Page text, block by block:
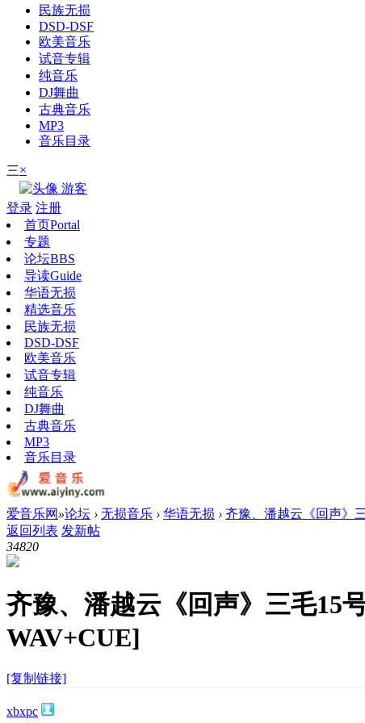
民族无损
DSD-DSF
欧美音乐
试音专辑
纯音乐
DJ舞曲
古典音乐
MP3
音乐目录
三×
游客
登录 注册
首页Portal
专题
论坛BBS
导读Guide
华语无损
精选音乐
民族无损
DSD-DSF
欧美音乐
试音专辑
纯音乐
DJ舞曲
古典音乐
MP3
音乐目录
爱音乐网 »论坛 › 无损音乐 › 华语无损 › 齐豫、潘越云《回声》
返回列表 发新帖
34820
齐豫、潘越云《回声》三毛15
WAV+CUE]
[复制链接]
xbxpc